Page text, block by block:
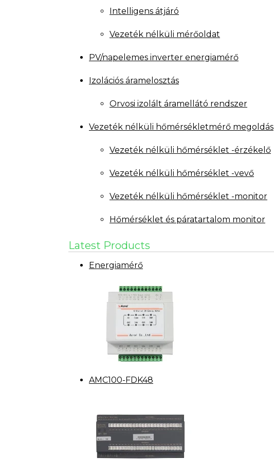
Intelligens átjáró
Vezeték nélküli mérőoldat
PV/napelemes inverter energiamérő
Izolációs áramelosztás
Orvosi izolált áramellátó rendszer
Vezeték nélküli hőmérsékletmérő megoldás
Vezeték nélküli hőmérséklet -érzékelő
Vezeték nélküli hőmérséklet -vevő
Vezeték nélküli hőmérséklet -monitor
Hőmérséklet és páratartalom monitor
Latest Products
Energiamérő
AMC100-FDK48